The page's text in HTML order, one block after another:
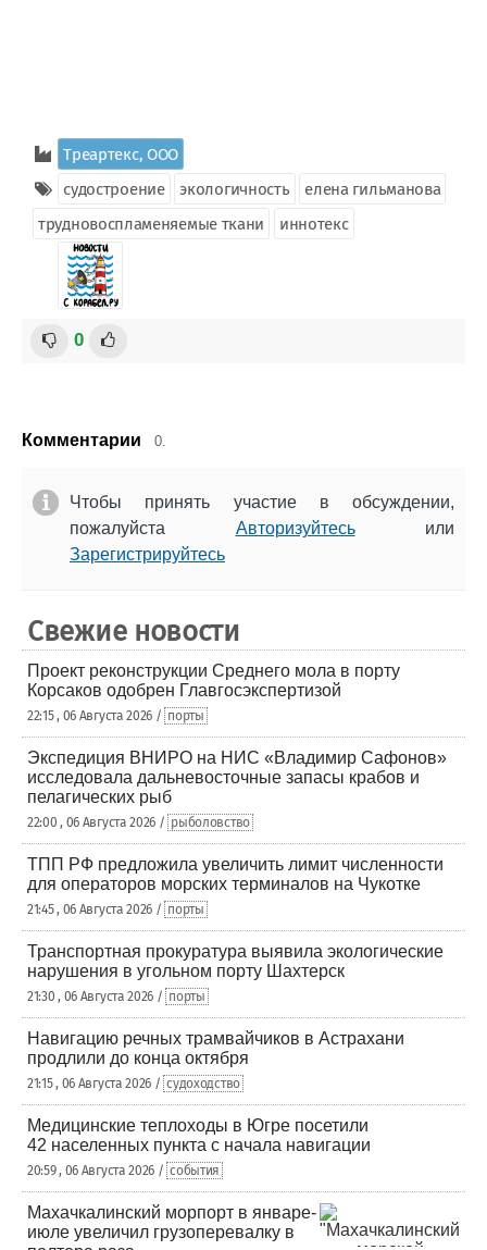
Треартекс, ООО
судостроение
экологичность
елена гильманова
трудновоспламеняемые ткани
иннотекс
0
Комментарии 0.
Чтобы принять участие в обсуждении,
пожалуйста Авторизуйтесьили
Зарегистрируйтесь
Свежие новости
Проект реконструкции Среднего мола в порту
Корсаков одобрен Главгосэкспертизой
22:15 , 06 Августа 2026 / порты
Экспедиция ВНИРО на НИС «Владимир Сафонов»
исследовала дальневосточные запасы крабов и
пелагических рыб
22:00 , 06 Августа 2026 / рыболовство
ТПП РФ предложила увеличить лимит численности
для операторов морских терминалов на Чукотке
21:45 , 06 Августа 2026 / порты
Транспортная прокуратура выявила экологические
нарушения в угольном порту Шахтерск
21:30 , 06 Августа 2026 / порты
Навигацию речных трамвайчиков в Астрахани
продлили до конца октября
21:15 , 06 Августа 2026 / судоходство
Медицинские теплоходы в Югре посетили
42 населенных пункта с начала навигации
20:59 , 06 Августа 2026 / события
Махачкалинский морпорт в январе-
июле увеличил грузоперевалку в